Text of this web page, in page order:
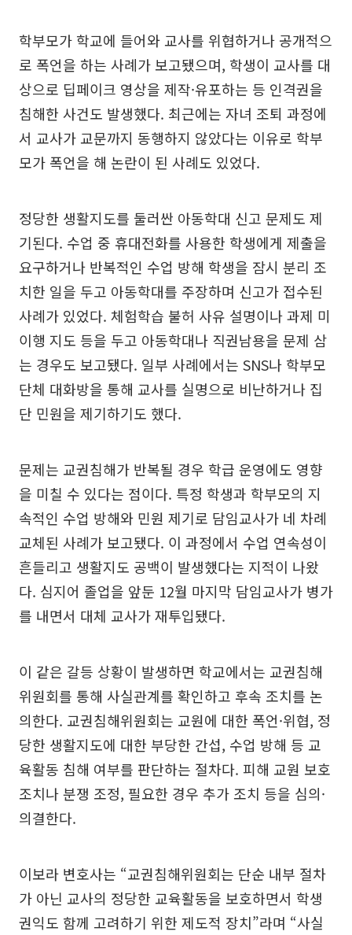
학부모가 학교에 들어와 교사를 위협하거나 공개적으
로 폭언을 하는 사례가 보고됐으며, 학생이 교사를 대
상으로 딥페이크 영상을 제작·유포하는 등 인격권을
침해한 사건도 발생했다. 최근에는 자녀 조퇴 과정에
서 교사가 교문까지 동행하지 않았다는 이유로 학부
모가 폭언을 해 논란이 된 사례도 있었다.
정당한 생활지도를 둘러싼 아동학대 신고 문제도 제
기된다. 수업 중 휴대전화를 사용한 학생에게 제출을
요구하거나 반복적인 수업 방해 학생을 잠시 분리 조
치한 일을 두고 아동학대를 주장하며 신고가 접수된
사례가 있었다. 체험학습 불허 사유 설명이나 과제 미
이행 지도 등을 두고 아동학대나 직권남용을 문제 삼
는 경우도 보고됐다. 일부 사례에서는 SNS나 학부모
단체 대화방을 통해 교사를 실명으로 비난하거나 집
단 민원을 제기하기도 했다.
문제는 교권침해가 반복될 경우 학급 운영에도 영향
을 미칠 수 있다는 점이다. 특정 학생과 학부모의 지
속적인 수업 방해와 민원 제기로 담임교사가 네 차례
교체된 사례가 보고됐다. 이 과정에서 수업 연속성이
흔들리고 생활지도 공백이 발생했다는 지적이 나왔
다. 심지어 졸업을 앞둔 12월 마지막 담임교사가 병가
를 내면서 대체 교사가 재투입됐다.
이 같은 갈등 상황이 발생하면 학교에서는 교권침해
위원회를 통해 사실관계를 확인하고 후속 조치를 논
의한다. 교권침해위원회는 교원에 대한 폭언·위협, 정
당한 생활지도에 대한 부당한 간섭, 수업 방해 등 교
육활동 침해 여부를 판단하는 절차다. 피해 교원 보호
조치나 분쟁 조정, 필요한 경우 추가 조치 등을 심의·
의결한다.
이보라 변호사는 “교권침해위원회는 단순 내부 절차
가 아닌 교사의 정당한 교육활동을 보호하면서 학생
권익도 함께 고려하기 위한 제도적 장치”라며 “사실